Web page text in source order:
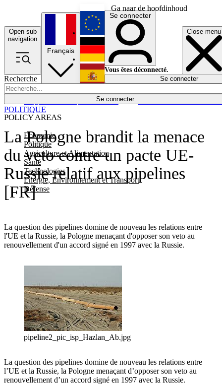
Ga naar de hoofdinhoud
Open sub
navigation
Close menu
Recherche
Se connecter
POLICY AREAS
Economie
Politique
Agriculture et Alimentation
Santé
Technologies
Energie, Environnement et Transport
Défense
Économie
Français
English
Deutsch
Español
Se connecter
Vous êtes déconnecté.
Se connecter
La Pologne brandit la menace
du veto contre un pacte UE-
Russie relatif aux pipelines
[FR]
La question des pipelines domine de nouveau les relations entre
l'UE et la Russie, la Pologne menaçant d'opposer son veto au
renouvellement d'un accord signé en 1997 avec la Russie.
POLITIQUE
pipeline2_pic_isp_Hazlan_Ab.jpg
La question des pipelines domine de nouveau les relations entre
l’UE et la Russie, la Pologne menaçant d’opposer son veto au
renouvellement d’un accord signé en 1997 avec la Russie.